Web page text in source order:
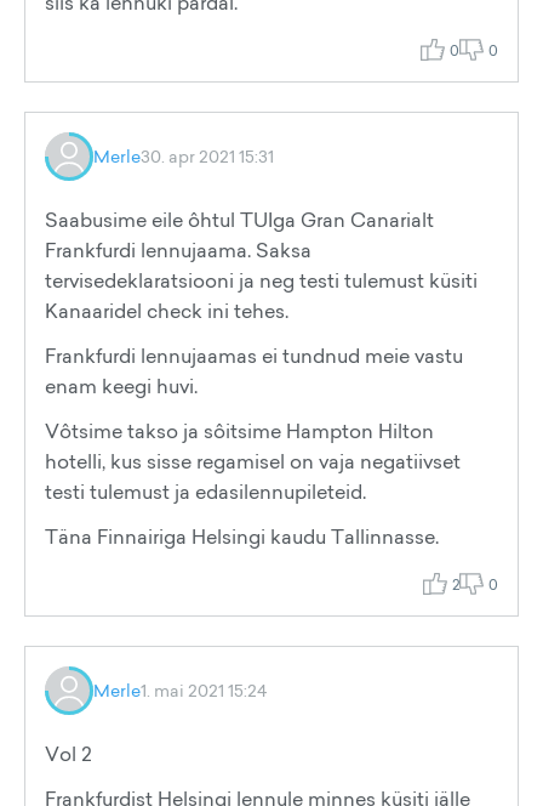
0 0
Merle30. apr 2021 15:31
Saabusime eile ôhtul TUIga Gran Canarialt
Frankfurdi lennujaama. Saksa
tervisedeklaratsiooni ja neg testi tulemust küsiti
Kanaaridel check ini tehes.
Frankfurdi lennujaamas ei tundnud meie vastu
enam keegi huvi.
Vôtsime takso ja sôitsime Hampton Hilton
hotelli, kus sisse regamisel on vaja negatiivset
testi tulemust ja edasilennupileteid.
Täna Finnairiga Helsingi kaudu Tallinnasse.
2 0
Merle1. mai 2021 15:24
Vol 2
Frankfurdist Helsingi lennule minnes küsiti jälle